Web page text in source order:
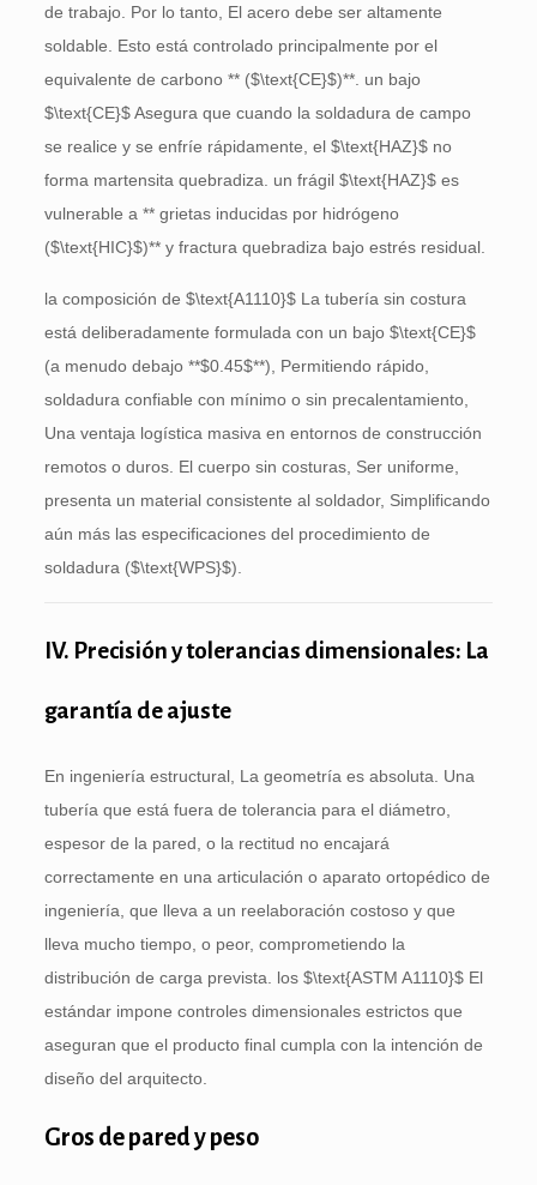
de trabajo. Por lo tanto, El acero debe ser altamente
soldable. Esto está controlado principalmente por el
equivalente de carbono ** ($\text{CE}$)**. un bajo
$\text{CE}$Asegura que cuando la soldadura de campo
se realice y se enfríe rápidamente, el $\text{HAZ}$no
forma martensita quebradiza. un frágil $\text{HAZ}$es
vulnerable a ** grietas inducidas por hidrógeno
($\text{HIC}$)** y fractura quebradiza bajo estrés residual.
la composición de $\text{A1110}$La tubería sin costura
está deliberadamente formulada con un bajo $\text{CE}$
(a menudo debajo **$0.45$**), Permitiendo rápido,
soldadura confiable con mínimo o sin precalentamiento,
Una ventaja logística masiva en entornos de construcción
remotos o duros. El cuerpo sin costuras, Ser uniforme,
presenta un material consistente al soldador, Simplificando
aún más las especificaciones del procedimiento de
soldadura ($\text{WPS}$).
IV. Precisión y tolerancias dimensionales: La
garantía de ajuste
En ingeniería estructural, La geometría es absoluta. Una
tubería que está fuera de tolerancia para el diámetro,
espesor de la pared, o la rectitud no encajará
correctamente en una articulación o aparato ortopédico de
ingeniería, que lleva a un reelaboración costoso y que
lleva mucho tiempo, o peor, comprometiendo la
distribución de carga prevista. los $\text{ASTM A1110}$El
estándar impone controles dimensionales estrictos que
aseguran que el producto final cumpla con la intención de
diseño del arquitecto.
Gros de pared y peso